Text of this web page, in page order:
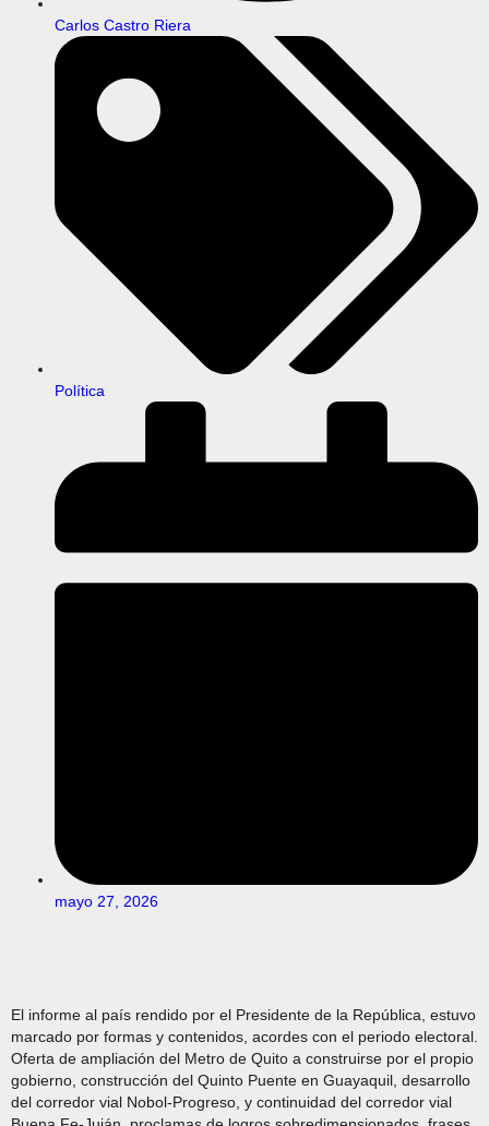
Carlos Castro Riera
Política
mayo 27, 2026
El informe al país rendido por el Presidente de la República, estuvo
marcado por formas y contenidos, acordes con el periodo electoral.
Oferta de ampliación del Metro de Quito a construirse por el propio
gobierno, construcción del Quinto Puente en Guayaquil, desarrollo
del corredor vial Nobol-Progreso, y continuidad del corredor vial